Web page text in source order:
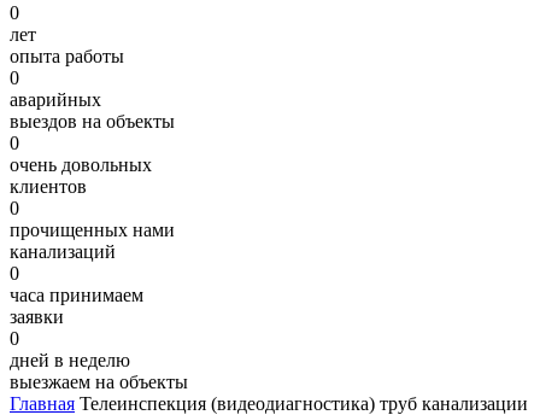
0
лет
опыта работы
0
аварийных
выездов на объекты
0
очень довольных
клиентов
0
прочищенных нами
канализаций
0
часа принимаем
заявки
0
дней в неделю
выезжаем на объекты
Главная Телеинспекция (видеодиагностика) труб канализации